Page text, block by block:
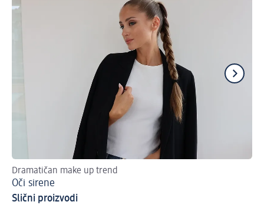
Dramatičan make up trend
Oči sirene
Slični proizvodi